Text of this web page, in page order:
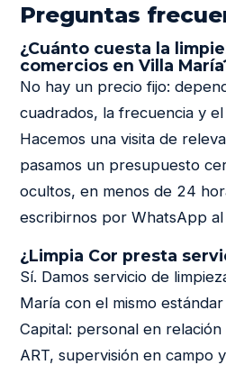
Preguntas
¿Cuánto cuesta la
comercios en Villa
No hay un precio fijo:
cuadrados, la frecuencia y
Hacemos una visita de
pasamos un presupuesto
ocultos, en menos de 24
escribirnos por WhatsApp
¿Limpia Cor presta
Sí. Damos servicio de
María con el mismo
Capital: personal en
ART, supervisión en campo